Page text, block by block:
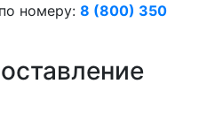
номеру: 8 (800) 350